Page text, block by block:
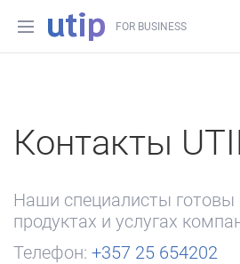
FOR BUSINESS
Контакты
Наши специалисты готовы
продуктах и услугах
Телефон: +357 25 654202